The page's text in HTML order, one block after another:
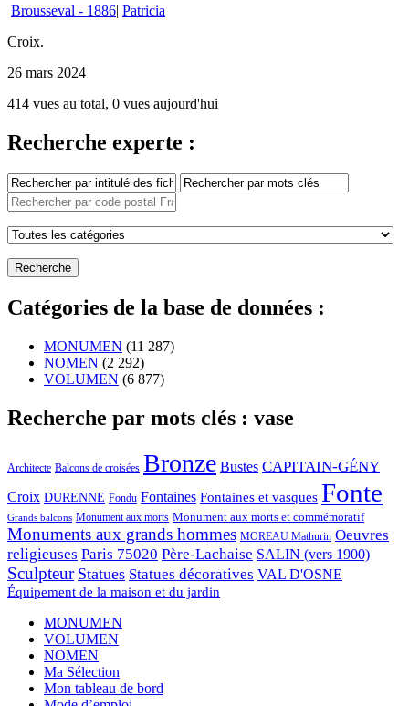
Brousseval - 1886| Patricia
Croix.
26 mars 2024
414 vues au total, 0 vues aujourd'hui
Recherche experte :
Catégories de la base de données :
MONUMEN (11 287)
NOMEN (2 292)
VOLUMEN (6 877)
Recherche par mots clés : vase
Architecte Balcons de croisées Bronze Bustes CAPITAIN-GÉNY
Croix DURENNE Fondu Fontaines Fontaines et vasques Fonte
Grands balcons Monument aux morts Monument aux morts et commémoratif
Monuments aux grands hommes MOREAU Mathurin Oeuvres
religieuses Paris 75020 Père-Lachaise SALIN (vers 1900)
Sculpteur Statues Statues décoratives VAL D'OSNE
Équipement de la maison et du jardin
MONUMEN
VOLUMEN
NOMEN
Ma Sélection
Mon tableau de bord